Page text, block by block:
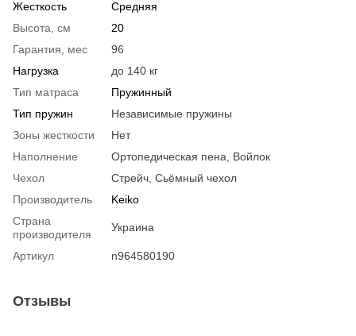
Жесткость
Средняя
Высота, см
20
Гарантия, мес
96
Нагрузка
до 140 кг
Тип матраса
Пружинный
Тип пружин
Независимые пружины
Зоны жесткости
Нет
Наполнение
Ортопедическая пена, Войлок
Чехол
Стрейч, Сьёмный чехол
Производитель
Keiko
Страна
производителя
Украина
Артикул n964580190
Отзывы